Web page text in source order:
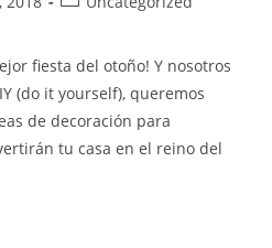
fiesta del otoño! Y nosotros
(do it yourself), queremos
de decoración para
tu casa en el reino del